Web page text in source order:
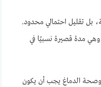
بل تقليل احتمالي محدود.
فقط، وهي مدة قصيرة نسبيًا في
وصحة الدماغ يجب أن يكون